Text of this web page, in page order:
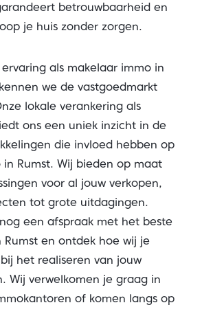
betrouwbaarheid en
je huis zonder zorgen.
als makelaar immo in
we de vastgoedmarkt
lokale verankering als
ons een uniek inzicht in de
die invloed hebben op
in Rumst. Wij bieden op maat
voor al jouw verkopen,
tot grote uitdagingen.
een afspraak met het beste
en ontdek hoe wij je
het realiseren van jouw
Wij verwelkomen je graag in
of komen langs op